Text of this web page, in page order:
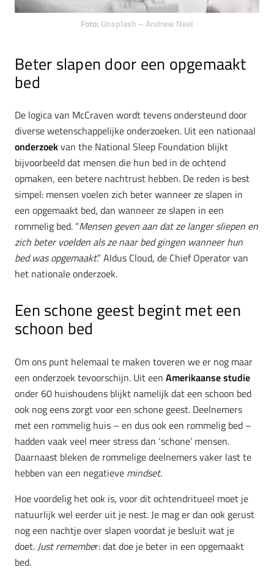
Foto: Unsplash – Andrew Neel
Beter slapen door een opgemaakt
bed
De logica van McCraven wordt tevens ondersteund door
diverse wetenschappelijke onderzoeken. Uit een nationaal
onderzoekvan the National Sleep Foundation blijkt
bijvoorbeeld dat mensen die hun bed in de ochtend
opmaken, een betere nachtrust hebben. De reden is best
simpel: mensen voelen zich beter wanneer ze slapen in
een opgemaakt bed, dan wanneer ze slapen in een
rommelig bed. “Mensen geven aan dat ze langer sliepen en
zich beter voelden als ze naar bed gingen wanneer hun
bed was opgemaakt.” Aldus Cloud, de Chief Operator van
het nationale onderzoek.
Een schone geest begint met een
schoon bed
Om ons punt helemaal te maken toveren we er nog maar
een onderzoek tevoorschijn. Uit een Amerikaanse studie
onder 60 huishoudens blijkt namelijk dat een schoon bed
ook nog eens zorgt voor een schone geest. Deelnemers
met een rommelig huis – en dus ook een rommelig bed –
hadden vaak veel meer stress dan ‘schone’ mensen.
Daarnaast bleken de rommelige deelnemers vaker last te
hebben van een negatieve mindset.
Hoe voordelig het ook is, voor dit ochtendritueel moet je
natuurlijk wel eerder uit je nest. Je mag er dan ook gerust
nog een nachtje over slapen voordat je besluit wat je
doet.Just remember: dat doe je beter in een opgemaakt
bed.